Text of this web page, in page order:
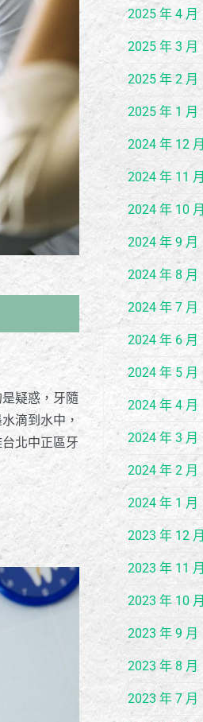
疑惑，牙隨
滴到水中，
北中正區牙
2025 年 4 月
2025 年 3 月
2025 年 2 月
2025 年 1 月
2024 年 12 月
2024 年 11 月
2024 年 10 月
2024 年 9 月
2024 年 8 月
2024 年 7 月
2024 年 6 月
2024 年 5 月
2024 年 4 月
2024 年 3 月
2024 年 2 月
2024 年 1 月
2023 年 12 月
2023 年 11 月
2023 年 10 月
2023 年 9 月
2023 年 8 月
2023 年 7 月